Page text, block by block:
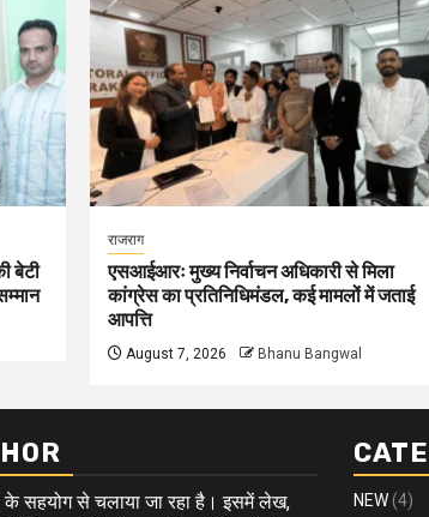
बेटी
राजराग
एसआईआरः मुख्य निर्वाचन अधिकारी से मिला
कांग्रेस का प्रतिनिधिमंडल, कई मामलों में जताई
आपत्ति
August 7, 2026 Bhanu Bangwal
के सहयोग से चलाया जा रहा है। इसमें लेख,
NEW (4)